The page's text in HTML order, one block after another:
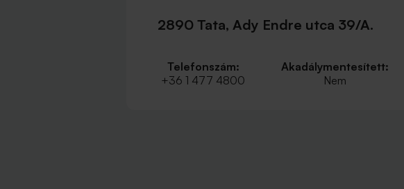
2890 Tata, Ady Endre utca 39/A.
Telefonszám:
+36 1 477 4800
Akadálymentesített:
Nem